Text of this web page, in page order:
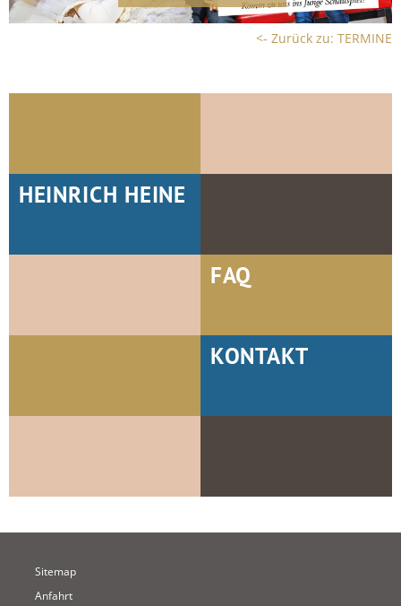
<- Zurück zu: TERMINE
HEINRICH HEINE
FAQ
KONTAKT
Sitemap
Anfahrt